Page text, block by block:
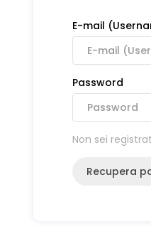
E-mail
Password
Non sei
Recupera